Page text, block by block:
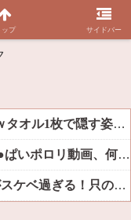
秋元真夏、ノーブラノーパンを披露ｗｗタオル1枚で隠す姿がほぼA●女優・・
【ポロリ悲話】 ネットで拡散してるお●ぱいポロリ動画、何故か叩かれる・・・
影山優佳、赤ランジェリー×網タイツがスケベ過ぎる！只の痴女だろ・・・
ップ サイドバー